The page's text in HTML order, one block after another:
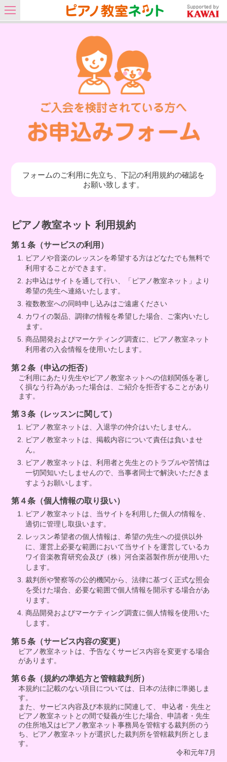
フォームのご利用に先立ち、下記の利用規約の確認を
お願い致します。
ピアノ教室ネット 利用規約
第１条（サービスの利用）
ピアノや音楽のレッスンを希望する方はどなたでも無料で
利用することができます。
お申込はサイトを通して行い、「ピアノ教室ネット」より
希望の先生へ連絡いたします。
複数教室への同時申し込みはご遠慮ください
カワイの製品、調律の情報を希望した場合、ご案内いたし
ます。
商品開発およびマーケティング調査に、ピアノ教室ネット
利用者の入会情報を使用いたします。
第２条（申込の拒否）
ご利用にあたり先生やピアノ教室ネットへの信頼関係を著し
く損なう行為があった場合は、ご紹介を拒否することがあり
ます。
第３条（レッスンに関して）
ピアノ教室ネットは、入退学の仲介はいたしません。
ピアノ教室ネットは、掲載内容について責任は負いませ
ん。
ピアノ教室ネットは、利用者と先生とのトラブルや苦情は
一切関知いたしませんので、当事者同士で解決いただきま
すようお願いします。
第４条（個人情報の取り扱い）
ピアノ教室ネットは、当サイトを利用した個人の情報を、
適切に管理し取扱います。
レッスン希望者の個人情報は、希望の先生への提供以外
に、運営上必要な範囲において当サイトを運営しているカ
ワイ音楽教育研究会及び（株）河合楽器製作所が使用いた
します。
裁判所や警察等の公的機関から、法律に基づく正式な照会
を受けた場合、必要な範囲で個人情報を開示する場合があ
ります。
商品開発およびマーケティング調査に個人情報を使用いた
します。
第５条（サービス内容の変更）
ピアノ教室ネットは、予告なくサービス内容を変更する場合
があります。
第６条（規約の準処方と管轄裁判所）
本規約に記載のない項目については、日本の法律に準拠しま
す。
また、サービス内容及び本規約に関連して、 申込者・先生と
ピアノ教室ネットとの間で疑義が生じた場合、申請者・先生
の住所地又はピアノ教室ネット事務局を管轄する裁判所のう
ち、ピアノ教室ネットが選択した裁判所を管轄裁判所としま
す。
令和元年7月